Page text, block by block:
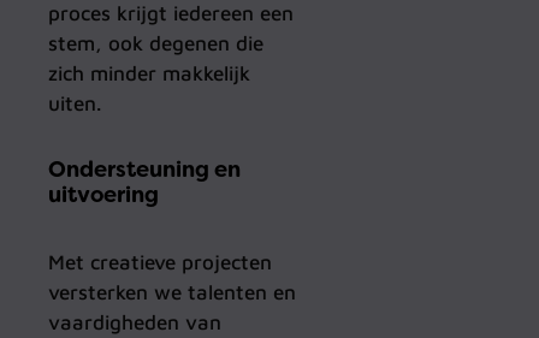
proces krijgt iedereen een
stem, ook degenen die
zich minder makkelijk
uiten.
Ondersteuning en
uitvoering
Met creatieve projecten
versterken we talenten en
vaardigheden van